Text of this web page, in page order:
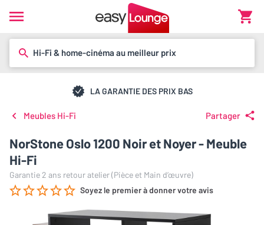
Hi-Fi & home-cinéma au meilleur prix
LA GARANTIE DES PRIX BAS
Meubles Hi-Fi Partager
NorStone Oslo 1200 Noir et Noyer - Meuble
Hi-Fi
Garantie 2 ans retour atelier (Pièce et Main d’œuvre)
Soyez le premier à donner votre avis